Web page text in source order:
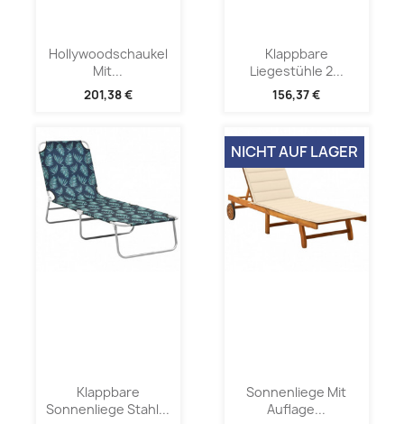
Hollywoodschaukel
Mit...
201,38 €
Klappbare
Liegestühle 2...
156,37 €
Klappbare
Sonnenliege Stahl...
Sonnenliege Mit
Auflage...
NICHT AUF LAGER